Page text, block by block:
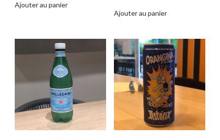
Ajouter au panier
Ajouter au panier